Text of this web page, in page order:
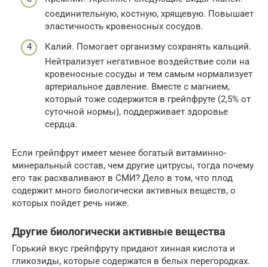
соединительную, костную, хрящевую. Повышает
эластичность кровеносных сосудов.
Калий. Помогает организму сохранять кальций.
Нейтрализует негативное воздействие соли на
кровеносные сосуды и тем самым нормализует
артериальное давление. Вместе с магнием,
который тоже содержится в грейпфруте (2,5% от
суточной нормы), поддерживает здоровье
сердца.
Если грейпфрут имеет менее богатый витаминно-
минеральный состав, чем другие цитрусы, тогда почему
его так расхваливают в СМИ? Дело в том, что плод
содержит много биологически активных веществ, о
которых пойдет речь ниже.
Другие биологически активные вещества
Горький вкус грейпфруту придают хинная кислота и
гликозиды, которые содержатся в белых перегородках.